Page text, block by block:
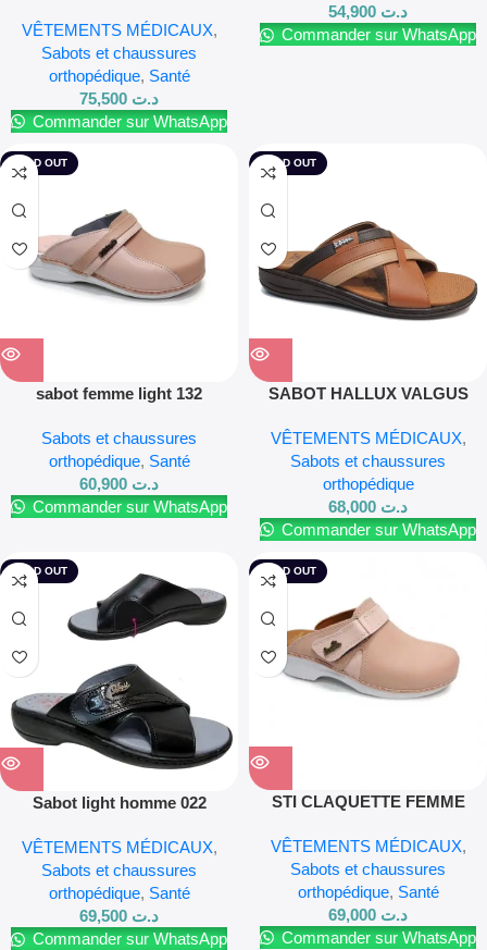
VÊTEMENTS MÉDICAUX,
Sabots et chaussures
orthopédique, Santé
د.ت
Commander sur WhatsApp
د.ت
Commander sur WhatsApp
SOLD OUT
sabot femme light 132
Sabots et chaussures
orthopédique, Santé
د.ت
Commander sur WhatsApp
SOLD OUT
SABOT HALLUX VALGUS
VÊTEMENTS MÉDICAUX,
Sabots et chaussures
orthopédique
د.ت
Commander sur WhatsApp
SOLD OUT
Sabot light homme 022
VÊTEMENTS MÉDICAUX,
Sabots et chaussures
orthopédique, Santé
د.ت
Commander sur WhatsApp
SOLD OUT
STI CLAQUETTE FEMME
VÊTEMENTS MÉDICAUX,
Sabots et chaussures
orthopédique, Santé
د.ت
Commander sur WhatsApp